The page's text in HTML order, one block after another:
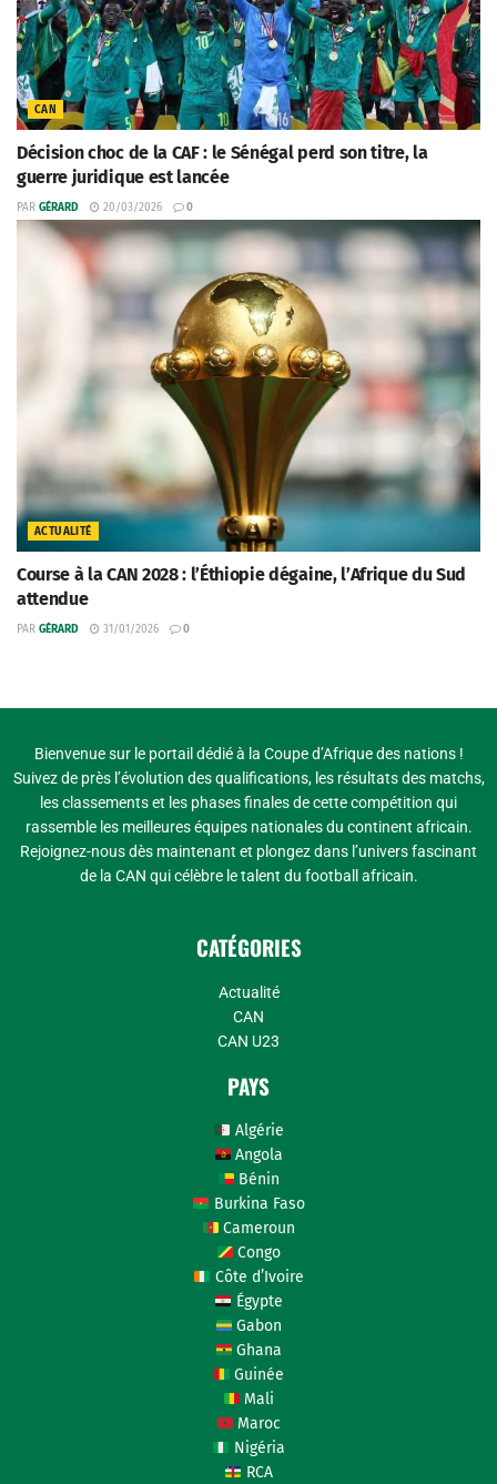
CAN
Décision choc de la CAF : le Sénégal perd son titre, la
guerre juridique est lancée
PAR GÉRARD 20/03/2026 0
ACTUALITÉ
Course à la CAN 2028 : l’Éthiopie dégaine, l’Afrique du Sud
attendue
PAR GÉRARD 31/01/2026 0
Bienvenue sur le portail dédié à la Coupe d’Afrique des nations !
Suivez de près l’évolution des qualifications, les résultats des matchs,
les classements et les phases finales de cette compétition qui
rassemble les meilleures équipes nationales du continent africain.
Rejoignez-nous dès maintenant et plongez dans l’univers fascinant
de la CAN qui célèbre le talent du football africain.
CATÉGORIES
Actualité
CAN
CAN U23
PAYS
Algérie
Angola
Bénin
Burkina Faso
Cameroun
Congo
Côte d’Ivoire
Égypte
Gabon
Ghana
Guinée
Mali
Maroc
Nigéria
RCA